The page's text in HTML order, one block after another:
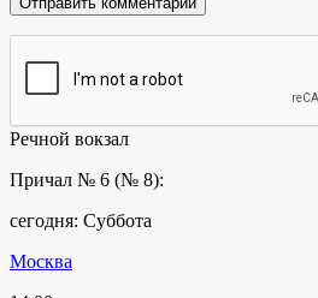
Речной вокзал
Причал № 6 (№ 8):
сегодня: Суббота
Москва